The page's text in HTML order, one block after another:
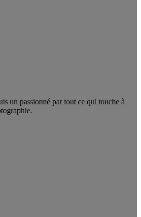
un passionné par tout ce qui touche à